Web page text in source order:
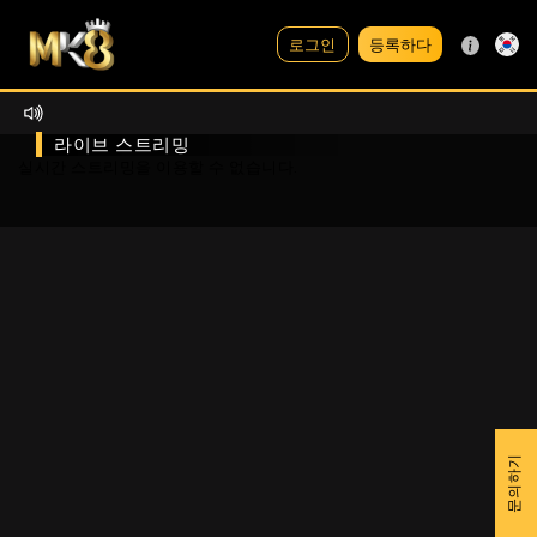
로그인 등록하다
라이브 스트리밍
문의하기